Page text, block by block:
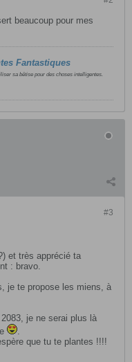
beaucoup pour mes
Fantastiques
sa bêtise pour des choses intelligentes.
#3
et très apprécié ta
: bravo.
je te propose les miens, à
je ne serai plus là
.
que tu te plantes !!!!